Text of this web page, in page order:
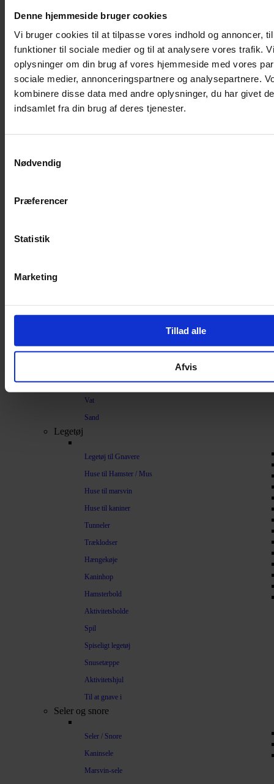
Denne hjemmeside bruger cookies
Vi bruger cookies til at tilpasse vores indhold og annoncer,
funktioner til sociale medier og til at analysere vores trafik.
oplysninger om din brug af vores hjemmeside med vores
sociale medier, annonceringspartnere og analysepartnere.
kombinere disse data med andre oplysninger, du har givet
indsamlet fra din brug af deres tjenester.
Nødvendig
Præferencer
Statistik
Marketing
Tillad alle
Afvis
Hamsterbur
Kaninbur
Rottebur
Marsvinebur
Overdækning løbegård
Savsmuld
Bommuld
Træpiller
Vat
Sand
Legetøj
Legetøj til Gnavere
Huse til Hamster / Mus
Huse til marsvin
Huse til kaniner
Tunneler
Træklodser
Hængekøje
Kaninhop
Hamsterbold
Aktivitetsbolde
Spil
Spiseligt legetøj
Snusetæppe
Aktivitetshjul
Til at gnave i
Seler og snore
Seler / Snore
Kaninsele
Marsvin-sele